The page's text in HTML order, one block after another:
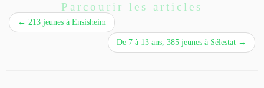
Parcourir les articles
← 213 jeunes à Ensisheim
De 7 à 13 ans, 385 jeunes à Sélestat →